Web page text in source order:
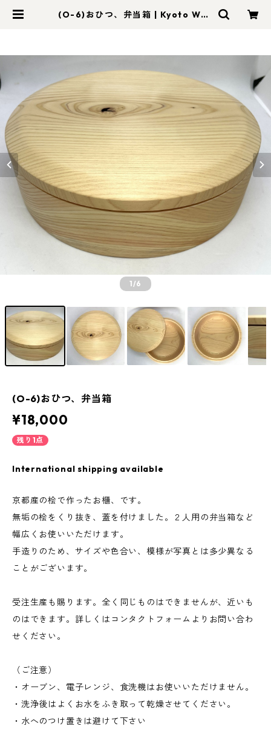
(O-6)おひつ、弁当箱 | Kyoto Woo
1/6
(O-6)おひつ、弁当箱
¥18,000
残り1点
International shipping available
京都産の桧で作ったお櫃、です。
無垢の桧をくり抜き、蓋を付けました。２人用の弁当箱など
幅広くお使いいただけます。
手造りのため、サイズや色合い、模様が写真とは多少異なる
ことがございます。
受注生産も賜ります。全く同じものはできませんが、近いも
のはできます。詳しくはコンタクトフォームよりお問い合わ
せください。
（ご注意）
・オーブン、電子レンジ、食洗機はお使いいただけません。
・洗浄後はよくお水をふき取って乾燥させてください。
・水へのつけ置きは避けて下さい